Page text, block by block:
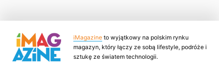
iMagazine to wyjątkowy na polskim rynku
magazyn, który łączy ze sobą lifestyle, podróże i
sztukę ze światem technologii.